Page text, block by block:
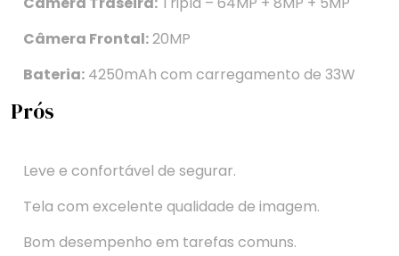
Câmera Frontal:20MP
Bateria: 4250mAh com carregamento de 33W
Prós
Leve e confortável de segurar.
Tela com excelente qualidade de imagem.
Bom desempenho em tarefas comuns.